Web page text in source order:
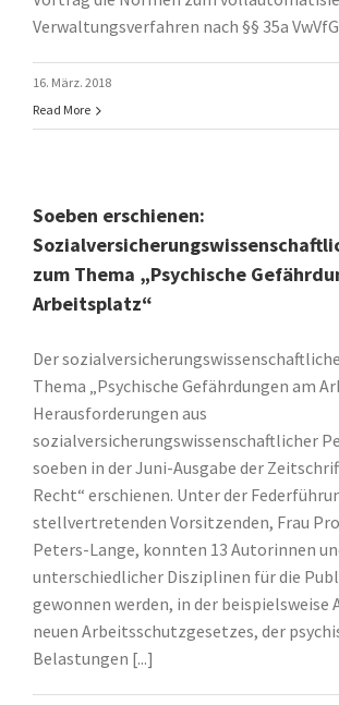
Verwaltungsverfahren nach §§ 35a
16. März. 2018
Read More
Soeben erschienen:
zum Thema „Psychische
Arbeitsplatz“
Der
Thema „Psychische Gefährdungen am
Herausforderungen aus
sozialversicherungswissenschaftlicher
soeben in der Juni-Ausgabe der
Recht“ erschienen. Unter der
stellvertretenden Vorsitzenden, Frau
Peters-Lange, konnten 13 Autorinnen
unterschiedlicher Disziplinen für die
gewonnen werden, in der beispielsweise
neuen Arbeitsschutzgesetzes, der
Belastungen [...]